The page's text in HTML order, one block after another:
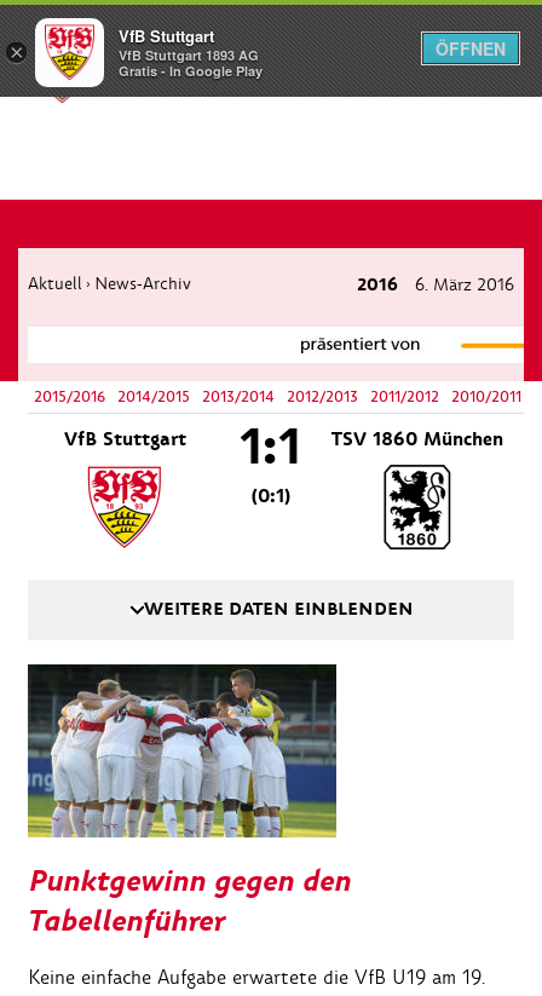
Menü
Aktuell › News-Archiv 2016 6. März 2016
2015/2016 2014/2015 2013/2014 2012/2013 2011/2012 2010/2011
VfB Stuttgart TSV 1860 München
1:1
(0:1)
WEITERE DATEN EINBLENDEN
Punktgewinn gegen den
Tabellenführer
Keine einfache Aufgabe erwartete die VfB U19 am 19.
×
VfB Stuttgart
VfB Stuttgart 1893 AG
Gratis - In Google Play
ÖFFNEN